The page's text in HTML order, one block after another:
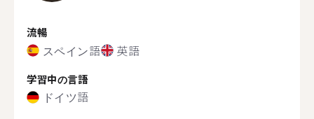
流暢
スペイン語 英語
学習中の言語
ドイツ語